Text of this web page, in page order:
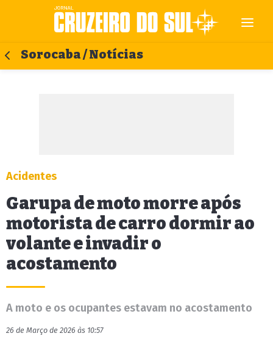
Sorocaba / Notícias
Acidentes
Garupa de moto morre após
motorista de carro dormir ao
volante e invadir o
acostamento
A moto e os ocupantes estavam no acostamento
26 de Março de 2026 às 10:57